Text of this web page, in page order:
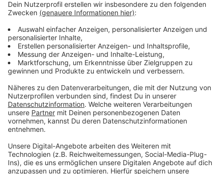
Zahl der Pflegenden ist hier in der Stadt um 12,3
Prozent gestiegen. Vor allem in der ambulanten Pflege
arbeiten deutlich mehr Menschen (27%) als vor zwei
Jahren.
Anzeige
Weitere Infos und Links zum Thema:
Pflegeeinrichtungen in Düsseldorf